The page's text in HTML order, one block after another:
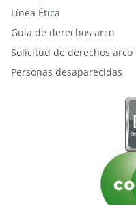
Línea Ética
Guía de derechos arco
Solicitud de derechos arco
Personas desaparecidas